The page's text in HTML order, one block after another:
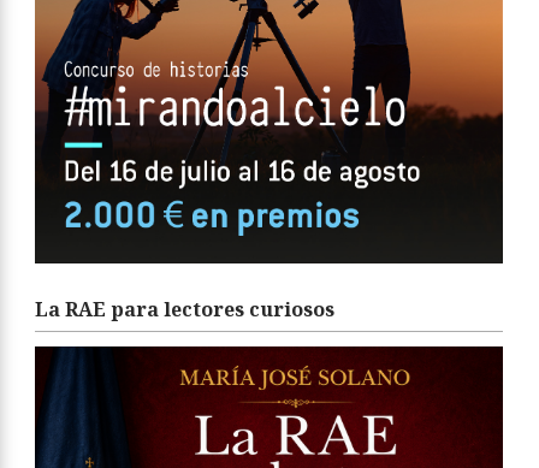
La RAE para lectores curiosos